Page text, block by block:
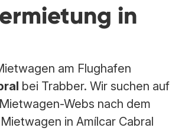
in
am Flughafen
bei Trabber. Wir suchen auf
Webs nach dem
in Amílcar Cabral